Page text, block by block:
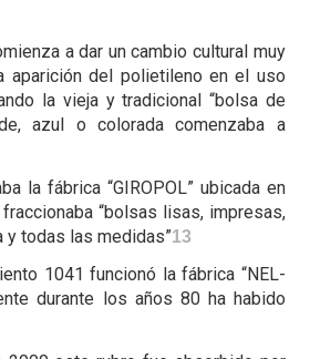
a dar un cambio cultural muy
aparición del polietileno en el uso
la vieja y tradicional “bolsa de
azul o colorada comenzaba a
la fábrica “GIROPOL” ubicada en
“bolsas lisas, impresas,
y todas las medidas”13
1041 funcionó la fábrica “NEL-
durante los años 80 ha habido